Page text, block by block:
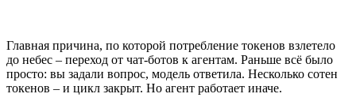
Главная причина, по которой потребление токенов взлетело
до небес – переход от чат-ботов к агентам. Раньше всё было
просто: вы задали вопрос, модель ответила. Несколько сотен
токенов – и цикл закрыт. Но агент работает иначе.